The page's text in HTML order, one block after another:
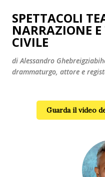
Passa ai
SPETTACOLI
NARRAZIONE E
CIVILE
di Alessandro
drammaturgo, attore e
Guarda il video